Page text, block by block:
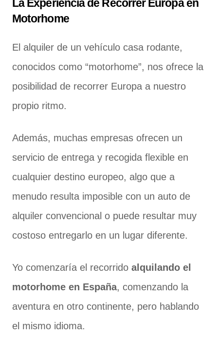
La Experiencia de Recorrer Europa en
Motorhome
El alquiler de un vehículo casa rodante,
conocidos como “motorhome”, nos ofrece la
posibilidad de recorrer Europa a nuestro
propio ritmo.
Además, muchas empresas ofrecen un
servicio de entrega y recogida flexible en
cualquier destino europeo, algo que a
menudo resulta imposible con un auto de
alquiler convencional o puede resultar muy
costoso entregarlo en un lugar diferente.
Yo comenzaría el recorrido alquilando el
motorhome en España, comenzando la
aventura en otro continente, pero hablando
el mismo idioma.